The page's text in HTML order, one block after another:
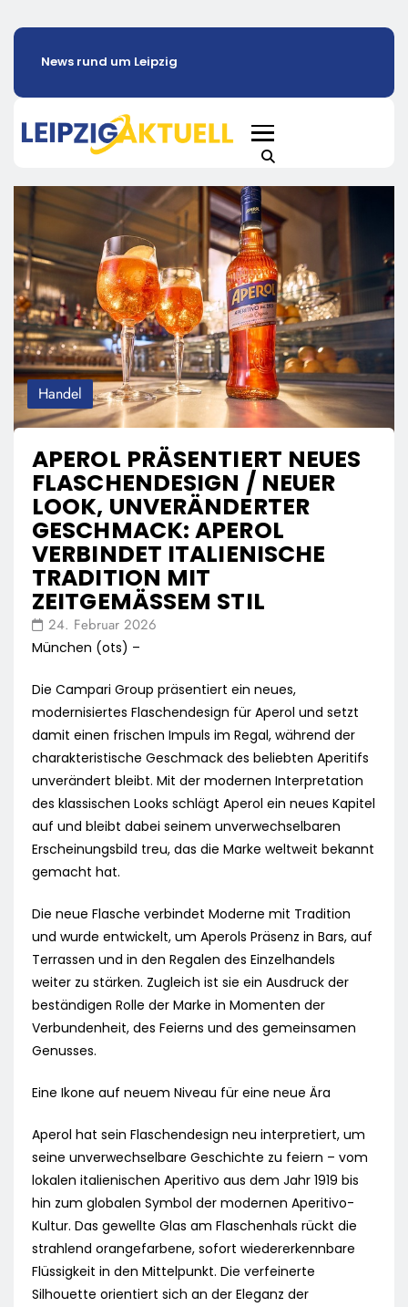
News rund um Leipzig
Handel
APEROL PRÄSENTIERT NEUES
FLASCHENDESIGN / NEUER
LOOK, UNVERÄNDERTER
GESCHMACK: APEROL
VERBINDET ITALIENISCHE
TRADITION MIT
ZEITGEMÄSSEM STIL
24. Februar 2026
München (ots) –
Die Campari Group präsentiert ein neues,
modernisiertes Flaschendesign für Aperol und setzt
damit einen frischen Impuls im Regal, während der
charakteristische Geschmack des beliebten Aperitifs
unverändert bleibt. Mit der modernen Interpretation
des klassischen Looks schlägt Aperol ein neues Kapitel
auf und bleibt dabei seinem unverwechselbaren
Erscheinungsbild treu, das die Marke weltweit bekannt
gemacht hat.
Die neue Flasche verbindet Moderne mit Tradition
und wurde entwickelt, um Aperols Präsenz in Bars, auf
Terrassen und in den Regalen des Einzelhandels
weiter zu stärken. Zugleich ist sie ein Ausdruck der
beständigen Rolle der Marke in Momenten der
Verbundenheit, des Feierns und des gemeinsamen
Genusses.
Eine Ikone auf neuem Niveau für eine neue Ära
Aperol hat sein Flaschendesign neu interpretiert, um
seine unverwechselbare Geschichte zu feiern – vom
lokalen italienischen Aperitivo aus dem Jahr 1919 bis
hin zum globalen Symbol der modernen Aperitivo-
Kultur. Das gewellte Glas am Flaschenhals rückt die
strahlend orangefarbene, sofort wiedererkennbare
Flüssigkeit in den Mittelpunkt. Die verfeinerte
Silhouette orientiert sich an der Eleganz der